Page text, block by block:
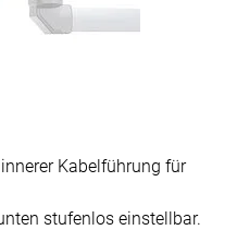
Kabelführung für
stufenlos einstellbar.